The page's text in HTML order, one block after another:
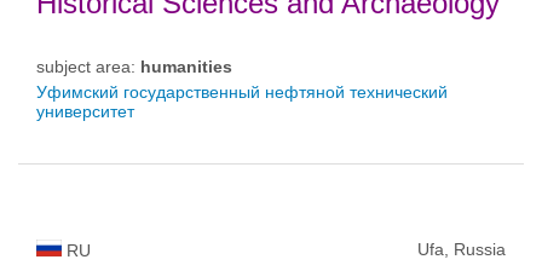
subject area: humanities
Уфимский государственный нефтяной технический
университет
RU Ufa, Russia